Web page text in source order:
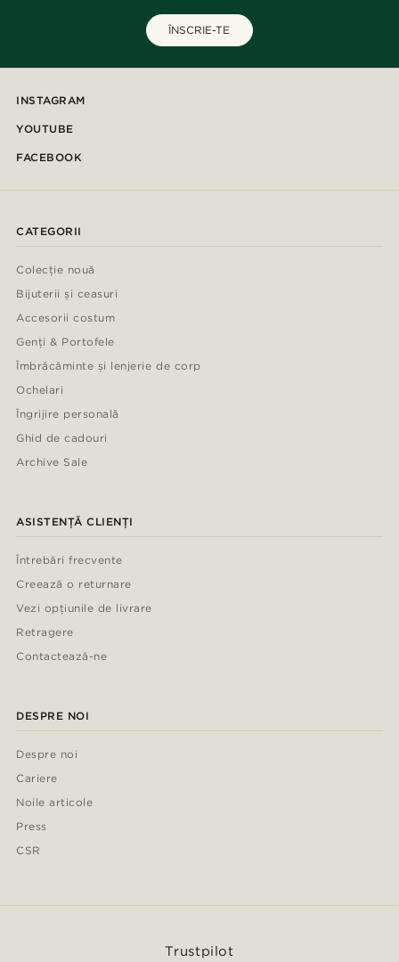
ÎNSCRIE-TE
INSTAGRAM
YOUTUBE
FACEBOOK
CATEGORII
Colecție nouă
Bijuterii și ceasuri
Accesorii costum
Genți & Portofele
Îmbrăcăminte și lenjerie de corp
Ochelari
Îngrijire personală
Ghid de cadouri
Archive Sale
ASISTENȚĂ CLIENȚI
Întrebări frecvente
Creează o returnare
Vezi opțiunile de livrare
Retragere
Contactează-ne
DESPRE NOI
Despre noi
Cariere
Noile articole
Press
CSR
Trustpilot